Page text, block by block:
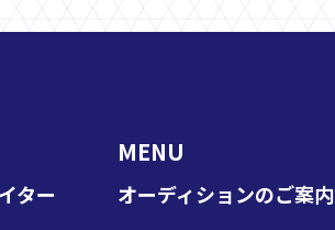
ター
MENU
オーディションのご案内